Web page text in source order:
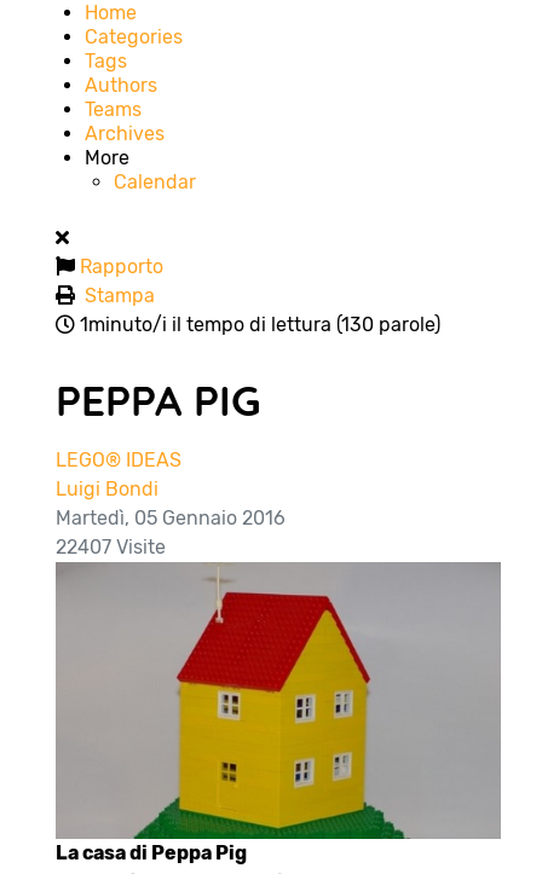
Home
Categories
Tags
Authors
Teams
Archives
More
Calendar
Rapporto
Stampa
1minuto/i il tempo di lettura (130 parole)
PEPPA PIG
LEGO® IDEAS
Luigi Bondi
Martedì, 05 Gennaio 2016
22407 Visite
La casa di Peppa Pig